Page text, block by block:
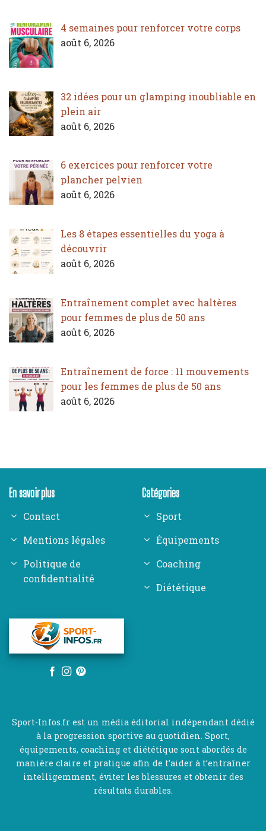
4 semaines pour renforcer votre corps
août 6, 2026
32 idées pour un glamping inoubliable en
plein air
août 6, 2026
6 exercices pour renforcer votre
plancher pelvien
août 6, 2026
Les 8 étapes essentielles du yoga à
découvrir
août 6, 2026
Entraînement complet avec haltères
pour femmes de plus de 50 ans
août 6, 2026
Entraînement de force : 11 mouvements
pour les femmes de plus de 50 ans
août 6, 2026
En savoir plus
Contact
Mentions légales
Politique de
confidentialité
Catégories
Sport
Équipements
Coaching
Diététique
Sport-Infos.fr est un média éditorial indépendant dédié
à la progression sportive au quotidien. Sport,
équipements, coaching et diététique sont abordés de
manière claire et pratique afin de t’aider à t’entraîner
intelligemment, éviter les blessures et obtenir des
résultats durables.